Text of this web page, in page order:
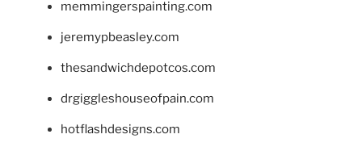
memmingerspainting.com
jeremypbeasley.com
thesandwichdepotcos.com
drgiggleshouseofpain.com
hotflashdesigns.com